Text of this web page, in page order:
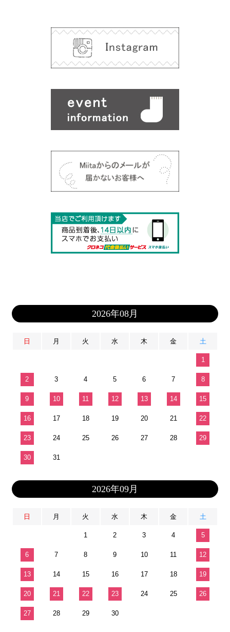
2026年08月
日 月 火 水 木 金 土
1
2 3 4 5 6 7 8
9 10 11 12 13 14 15
16 17 18 19 20 21 22
23 24 25 26 27 28 29
30 31
2026年09月
日 月 火 水 木 金 土
1 2 3 4 5
6 7 8 9 10 11 12
13 14 15 16 17 18 19
20 21 22 23 24 25 26
27 28 29 30